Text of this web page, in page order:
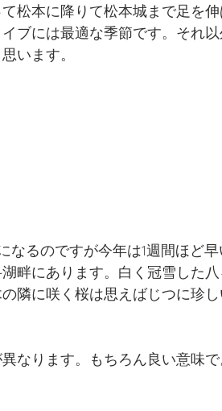
松本に降りて松本城まで足を
ブには最適な季節です。それ
います。
るのですが今年は1週間ほど
畔にあります。白く冠雪した
隣に咲く桜は思えばじつに珍し
なります。もちろん良い意味で